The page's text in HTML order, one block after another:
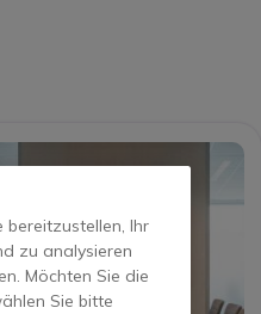
bereitzustellen, Ihr
zu analysieren
Möchten Sie die
Sie bitte